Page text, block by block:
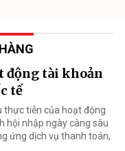
động tài khoản
tế
thực tiễn của hoạt động
hội nhập ngày càng sâu
ứng dịch vụ thanh toán,